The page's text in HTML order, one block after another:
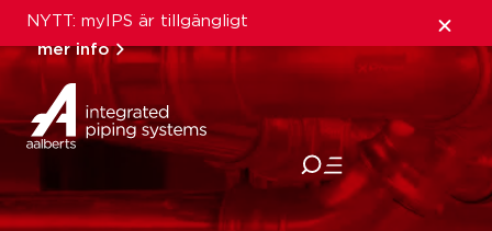
NYTT: myIPS är tillgängligt
mer info
stäng